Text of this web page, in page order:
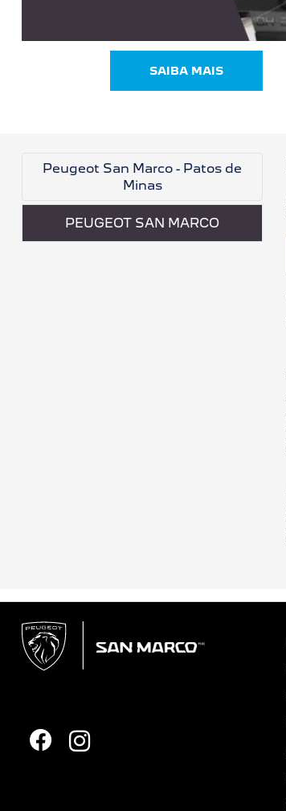
SAIBA MAIS
Peugeot San Marco - Patos de
Minas
PEUGEOT SAN MARCO